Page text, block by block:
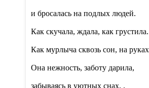
и бросалась на подлых людей.
Как скучала, ждала, как грустила.
Как мурлыча сквозь сон, на
Она нежность, заботу дарила,
забываясь в уютных снах. .